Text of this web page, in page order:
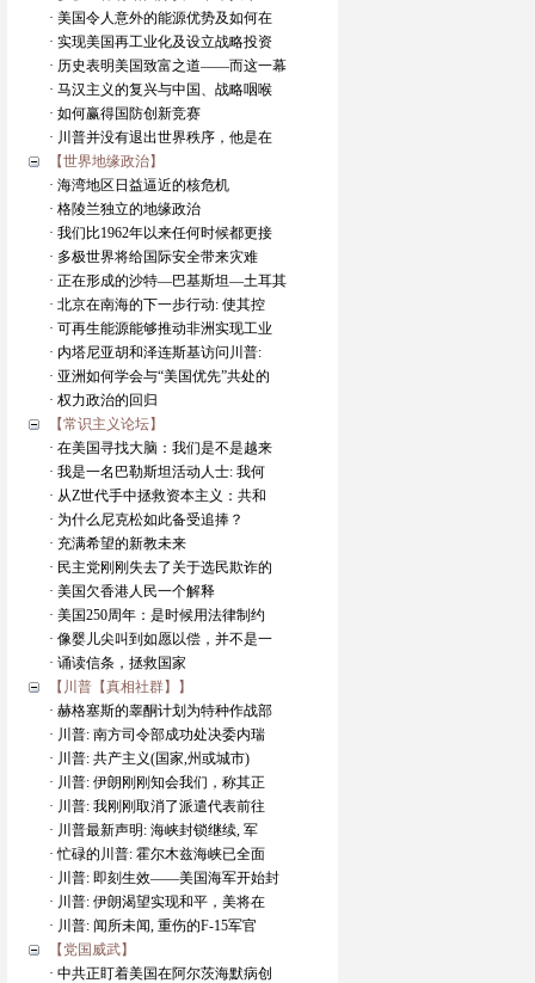
· 美国令人意外的能源优势及如何在
· 实现美国再工业化及设立战略投资
· 历史表明美国致富之道——而这一幕
· 马汉主义的复兴与中国、战略咽喉
· 如何赢得国防创新竞赛
· 川普并没有退出世界秩序，他是在
【世界地缘政治】
· 海湾地区日益逼近的核危机
· 格陵兰独立的地缘政治
· 我们比1962年以来任何时候都更接
· 多极世界将给国际安全带来灾难
· 正在形成的沙特—巴基斯坦—土耳其
· 北京在南海的下一步行动: 使其控
· 可再生能源能够推动非洲实现工业
· 内塔尼亚胡和泽连斯基访问川普:
· 亚洲如何学会与“美国优先”共处的
· 权力政治的回归
【常识主义论坛】
· 在美国寻找大脑：我们是不是越来
· 我是一名巴勒斯坦活动人士: 我何
· 从Z世代手中拯救资本主义：共和
· 为什么尼克松如此备受追捧？
· 充满希望的新教未来
· 民主党刚刚失去了关于选民欺诈的
· 美国欠香港人民一个解释
· 美国250周年：是时候用法律制约
· 像婴儿尖叫到如愿以偿，并不是一
· 诵读信条，拯救国家
【川普【真相社群】】
· 赫格塞斯的睾酮计划为特种作战部
· 川普: 南方司令部成功处决委内瑞
· 川普: 共产主义(国家,州或城市)
· 川普: 伊朗刚刚知会我们，称其正
· 川普: 我刚刚取消了派遣代表前往
· 川普最新声明: 海峡封锁继续, 军
· 忙碌的川普: 霍尔木兹海峡已全面
· 川普: 即刻生效——美国海军开始封
· 川普: 伊朗渴望实现和平，美将在
· 川普: 闻所未闻, 重伤的F-15军官
【党国威武】
· 中共正盯着美国在阿尔茨海默病创